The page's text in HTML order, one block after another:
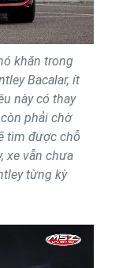
khăn trong
Bacalar, ít
này có thay
phải chờ
tìm được chỗ
xe vẫn chưa
từng kỳ